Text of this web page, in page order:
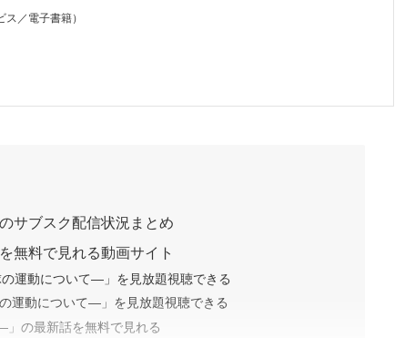
／電子書籍）
サブスク配信状況まとめ
料で見れる動画サイト
運動について―」を見放題視聴できる
運動について―」を見放題視聴できる
の最新話を無料で見れる